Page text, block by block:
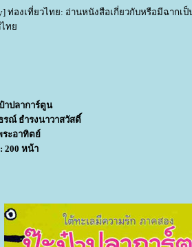
ท่องเที่ยวไทย: อ่านหนังสือเกี่ยวกับหรือมีฉากเ
ไท
าปลาการ์ตูน
รณ์ ธำรงนาวาสวัสดิ์
ระอาทิตย์
200 หน้า